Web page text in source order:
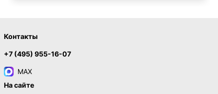
Контакты
+7 (495) 955-16-07
MAX
На сайте